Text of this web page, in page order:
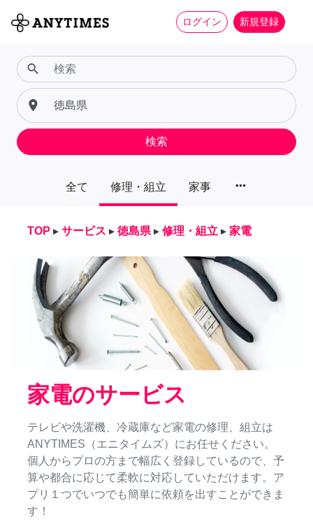
ログイン 新規登録
全て 修理・組立 家事 more_horiz
search
place
検索
TOP ▸ サービス ▸ 徳島県 ▸ 修理・組立 ▸ 家電
家電のサービス
テレビや洗濯機、冷蔵庫など家電の修理、組立は
ANYTIMES（エニタイムズ）にお任せください。
個人からプロの方まで幅広く登録しているので、予
算や都合に応じて柔軟に対応していただけます。ア
プリ１つでいつでも簡単に依頼を出すことができま
す！